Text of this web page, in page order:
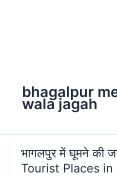
bhagalpur
wala jagah
भागलपुर में घूमने की
Tourist Places in